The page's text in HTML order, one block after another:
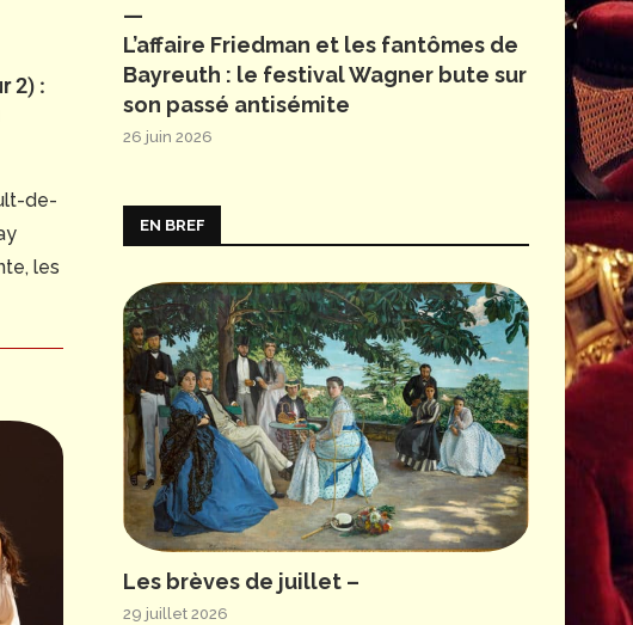
2) :
de-
les
—
L’affaire Friedman et les fantômes de
Bayreuth : le festival Wagner bute sur
son passé antisémite
26 juin 2026
EN BREF
Les brèves de juillet –
29 juillet 2026